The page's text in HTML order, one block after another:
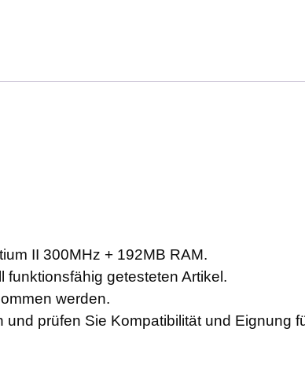
II 300MHz + 192MB RAM.
getesteten Artikel.
werden.
prüfen Sie Kompatibilität und Eignung